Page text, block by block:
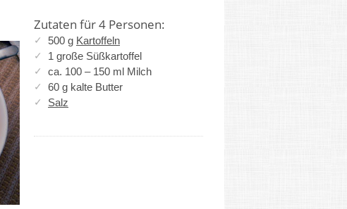
Zutaten für 4 Personen:
500 g Kartoffeln
1 große Süßkartoffel
ca. 100 – 150 ml Milch
60 g kalte Butter
Salz